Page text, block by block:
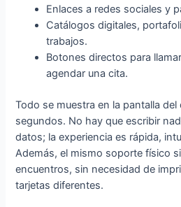
Enlaces a redes sociales y
Catálogos digitales,
trabajos.
Botones directos para
agendar una cita.
Todo se muestra en la pantalla
segundos. No hay que escribir
datos; la experiencia es rápida,
Además, el mismo soporte físico
encuentros, sin necesidad de
tarjetas diferentes.